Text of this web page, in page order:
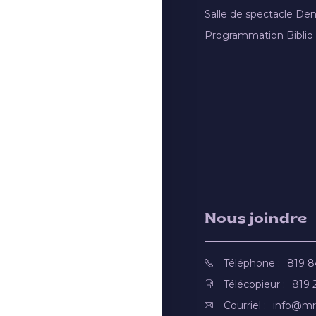
Salle de spectacle
Programmation Biblio
Nous joindre
Téléphone :
819
Télécopieur :
819
Courriel :